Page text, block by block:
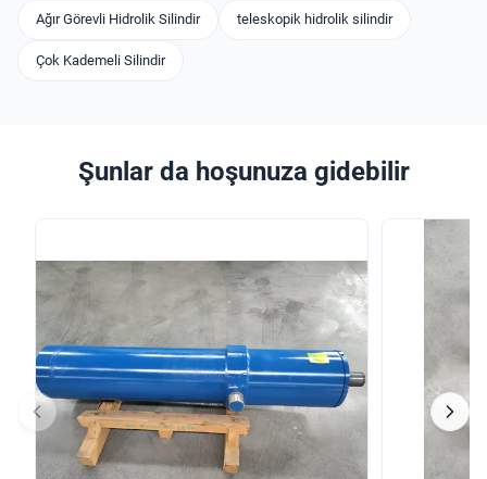
Ağır Görevli Hidrolik Silindir teleskopik hidrolik silindir
Çok Kademeli Silindir
Şunlar da hoşunuza gidebilir